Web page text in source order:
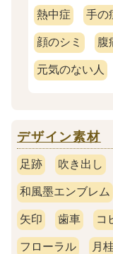
熱中症 手の
顔のシミ 腹
元気のない人
デザイン素材
足跡 吹き出し
和風墨エンブレム
矢印 歯車 コ
フローラル 月